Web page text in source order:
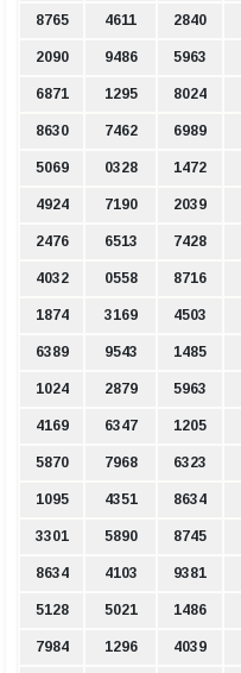
8765 4611 2840
2090 9486 5963
6871 1295 8024
8630 7462 6989
5069 0328 1472
4924 7190 2039
2476 6513 7428
4032 0558 8716
1874 3169 4503
6389 9543 1485
1024 2879 5963
4169 6347 1205
5870 7968 6323
1095 4351 8634
3301 5890 8745
8634 4103 9381
5128 5021 1486
7984 1296 4039